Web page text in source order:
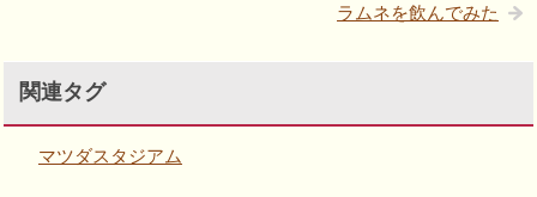
ラムネを飲んでみた
関連タグ
マツダスタジアム